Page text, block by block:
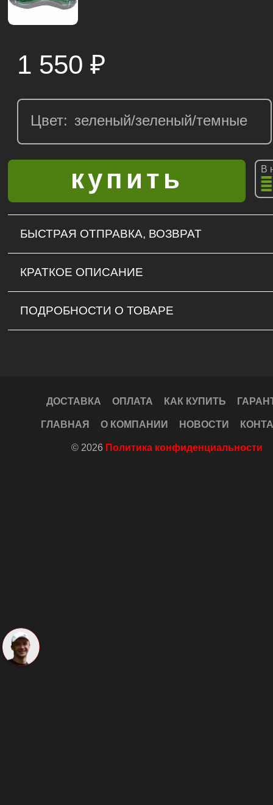
1 550 ₽
Цвет:
В
БЫСТРАЯ ОТПРАВКА, ВОЗВРАТ
КРАТКОЕ ОПИСАНИЕ
ПОДРОБНОСТИ О ТОВАРЕ
ДОСТАВКА ОПЛАТА КАК КУПИТЬ
ГЛАВНАЯ О КОМПАНИИ НОВОСТИ
© 2026 Политика конфиденциальности